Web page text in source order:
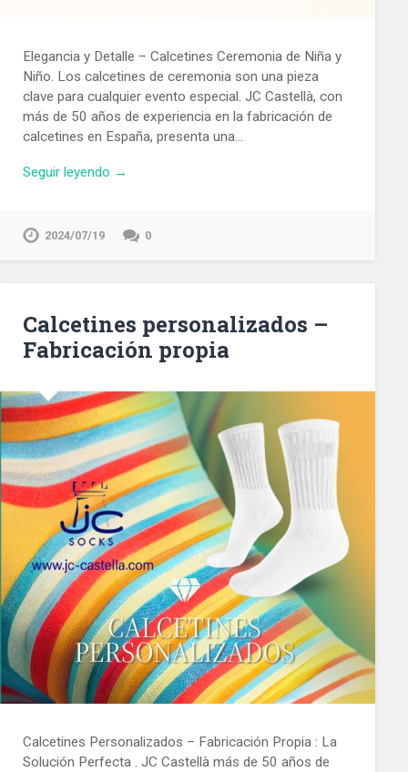
Elegancia y Detalle – Calcetines Ceremonia de Niña y
Niño. Los calcetines de ceremonia son una pieza
clave para cualquier evento especial. JC Castellà, con
más de 50 años de experiencia en la fabricación de
calcetines en España, presenta una…
Seguir leyendo →
2024/07/19 0
Calcetines personalizados –
Fabricación propia
Calcetines Personalizados – Fabricación Propia : La
Solución Perfecta . JC Castellà más de 50 años de